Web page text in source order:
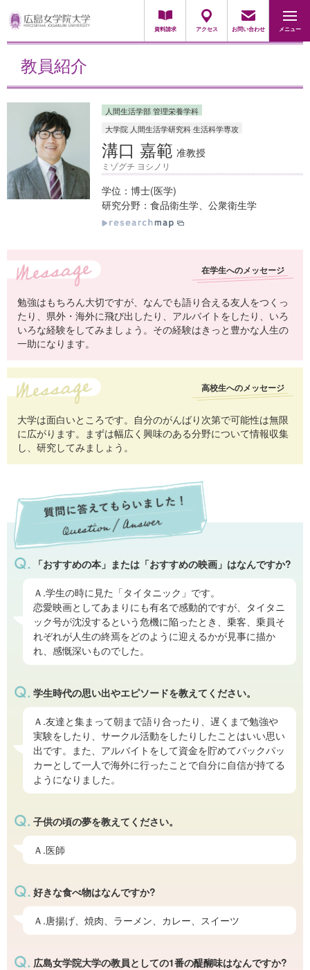
資料請求 アクセス お問い合わせ メニュー
採用担当の方
教員紹介
人間生活学部 管理栄養学科
大学院 人間生活学研究科 生活科学専攻
溝口 嘉範 准教授
ミゾグチ ヨシノリ
学位：博士(医学)
研究分野：食品衛生学、公衆衛生学
在学生へのメッセージ
勉強はもちろん大切ですが、なんでも語り合える友人をつくっ
たり、県外・海外に飛び出したり、アルバイトをしたり、いろ
いろな経験をしてみましょう。その経験はきっと豊かな人生の
一助になります。
高校生へのメッセージ
大学は面白いところです。自分のがんばり次第で可能性は無限
に広がります。まずは幅広く興味のある分野について情報収集
し、研究してみましょう。
「おすすめの本」または「おすすめの映画」はなんですか?
Ａ.学生の時に見た「タイタニック」です。
恋愛映画としてあまりにも有名で感動的ですが、タイタニ
ック号が沈没するという危機に陥ったとき、乗客、乗員そ
れぞれが人生の終焉をどのように迎えるかが見事に描か
れ、感慨深いものでした。
学生時代の思い出やエピソードを教えてください。
Ａ.友達と集まって朝まで語り合ったり、遅くまで勉強や
実験をしたり、サークル活動をしたりしたことはいい思い
出です。また、アルバイトをして資金を貯めてバックパッ
カーとして一人で海外に行ったことで自分に自信が持てる
ようになりました。
子供の頃の夢を教えてください。
Ａ.医師
好きな食べ物はなんですか?
Ａ.唐揚げ、焼肉、ラーメン、カレー、スイーツ
広島女学院大学の教員としての1番の醍醐味はなんですか?